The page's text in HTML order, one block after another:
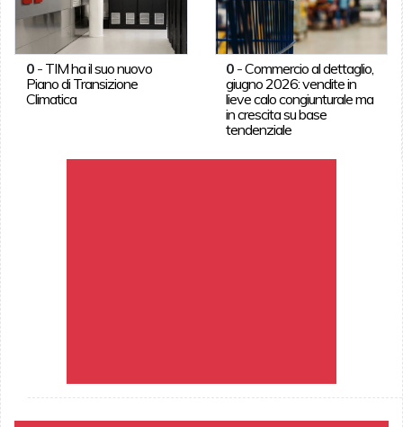
0- TIM ha il suo nuovo
Piano di Transizione
Climatica
0 -Commercio al dettaglio,
giugno 2026: vendite in
lieve calo congiunturale ma
in crescita su base
tendenziale